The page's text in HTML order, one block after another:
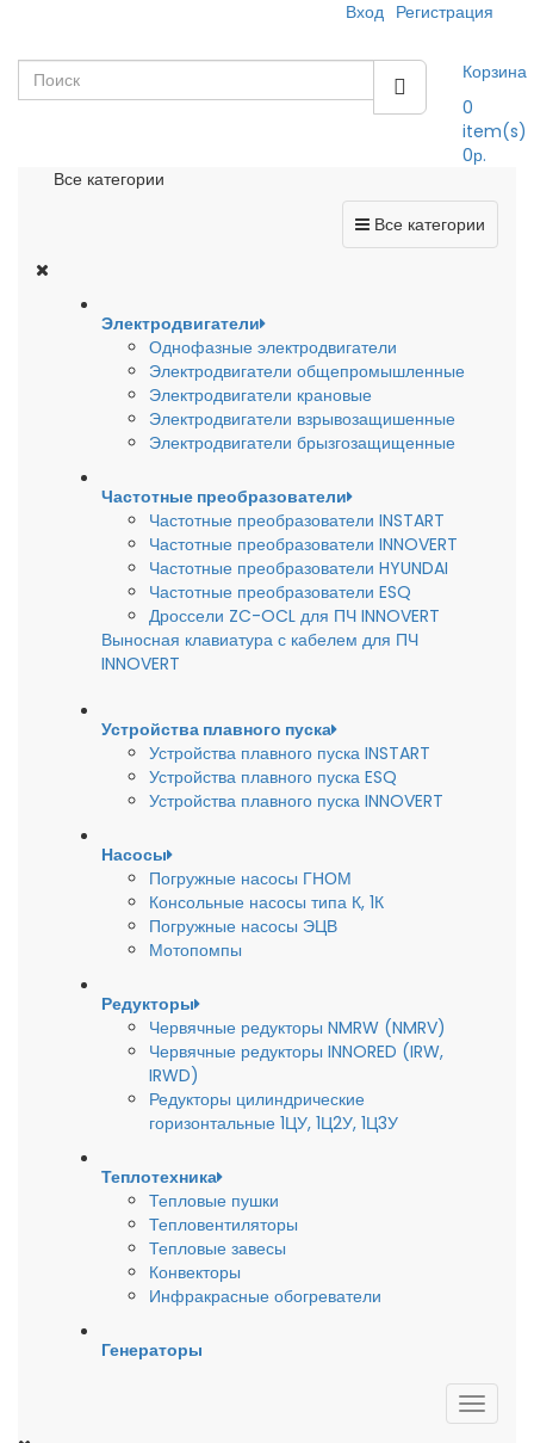
Вход Регистрация
Корзина
0
item(s)
0р.
Все категории
Все категории
Электродвигатели
Однофазные электродвигатели
Электродвигатели общепромышленные
Электродвигатели крановые
Электродвигатели взрывозащишенные
Электродвигатели брызгозащищенные
Частотные преобразователи
Частотные преобразователи INSTART
Частотные преобразователи INNOVERT
Частотные преобразователи HYUNDAI
Частотные преобразователи ESQ
Дроссели ZC-OCL для ПЧ INNOVERT
Выносная клавиатура с кабелем для ПЧ
INNOVERT
Устройства плавного пуска
Устройства плавного пуска INSTART
Устройства плавного пуска ESQ
Устройства плавного пуска INNOVERT
Насосы
Погружные насосы ГНОМ
Консольные насосы типа К, 1К
Погружные насосы ЭЦВ
Мотопомпы
Редукторы
Червячные редукторы NMRW (NMRV)
Червячные редукторы INNORED (IRW,
IRWD)
Редукторы цилиндрические
горизонтальные 1ЦУ, 1Ц2У, 1Ц3У
Теплотехника
Тепловые пушки
Тепловентиляторы
Тепловые завесы
Конвекторы
Инфракрасные обогреватели
Генераторы